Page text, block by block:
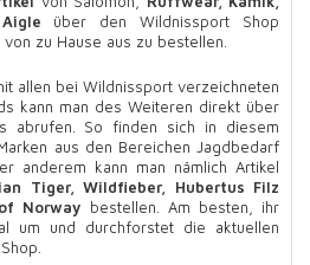
über den Wildnissport Shop
zu Hause aus zu bestellen.
allen bei Wildnissport verzeichneten
kann man des Weiteren direkt über
abrufen. So finden sich in diesem
aus den Bereichen Jagdbedarf
anderem kann man nämlich Artikel
Tiger, Wildfieber, Hubertus Filz
Norway bestellen. Am besten, ihr
um und durchforstet die aktuellen